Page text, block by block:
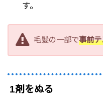
す。
毛髪の一部で事前
1剤をぬる